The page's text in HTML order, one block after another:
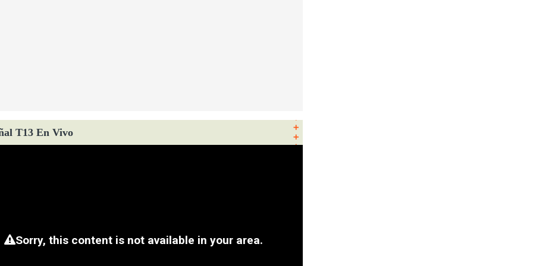
T13 En Vivo